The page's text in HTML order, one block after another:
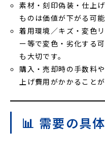
素材・刻印偽装・仕上
ものは価値が下がる可
着用環境／キズ・変色
ー等で変色・劣化する
も大切です。
購入・売却時の手数料
上げ費用がかかることが
📊 需要の具